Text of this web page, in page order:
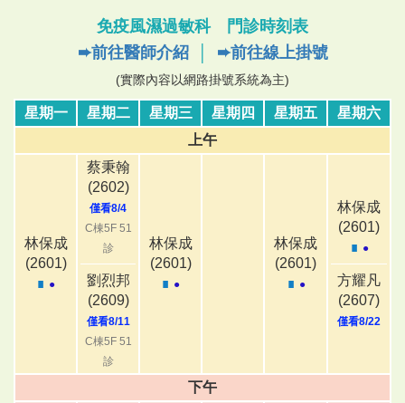
免疫風濕過敏科 門診時刻表
➨前往醫師介紹│ ➨前往線上掛號
(實際內容以網路掛號系統為主)
星期一 星期二 星期三 星期四 星期五
星期六
上午
林保成
(2601)
∎ ●
蔡秉翰
(2602)
僅看8/4
C棟5F 51
診
劉烈邦
(2609)
僅看8/11
C棟5F 51
診
林保成
(2601)
∎ ●
林保成
(2601)
∎ ●
林保成
(2601)
∎ ●
方耀凡
(2607)
僅看8/22
下午